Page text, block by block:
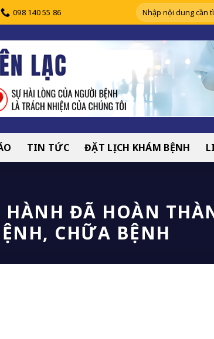
098 140 55 86
TIN TỨC ĐẶT LỊCH KHÁM BỆNH
ĐÃ HOÀN
CHỮA BỆNH